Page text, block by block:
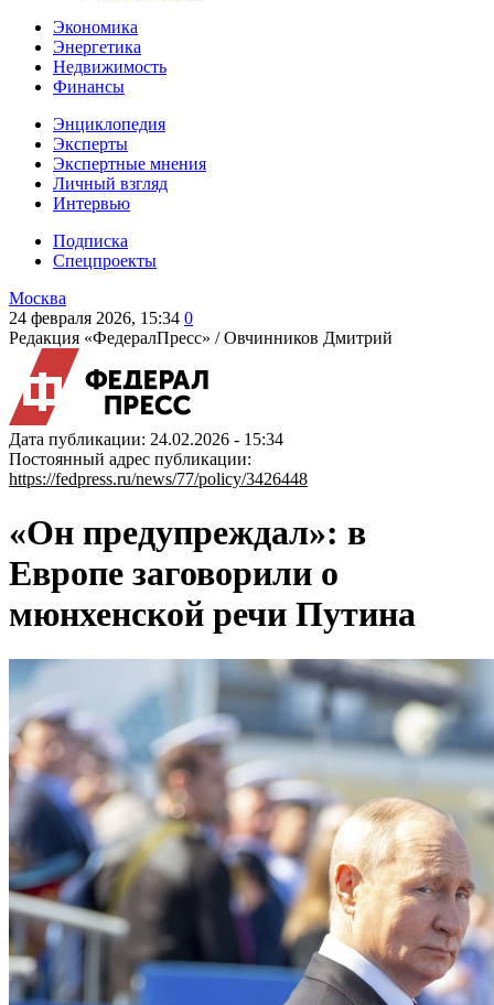
Экономика
Энергетика
Недвижимость
Финансы
Энциклопедия
Эксперты
Экспертные мнения
Личный взгляд
Интервью
Подписка
Спецпроекты
Москва
24 февраля 2026, 15:34 0
Редакция «ФедералПресс» /Овчинников Дмитрий
Дата публикации: 24.02.2026 - 15:34
Постоянный адрес публикации:
https://fedpress.ru/news/77/policy/3426448
«Он предупреждал»: в
Европе заговорили о
мюнхенской речи Путина